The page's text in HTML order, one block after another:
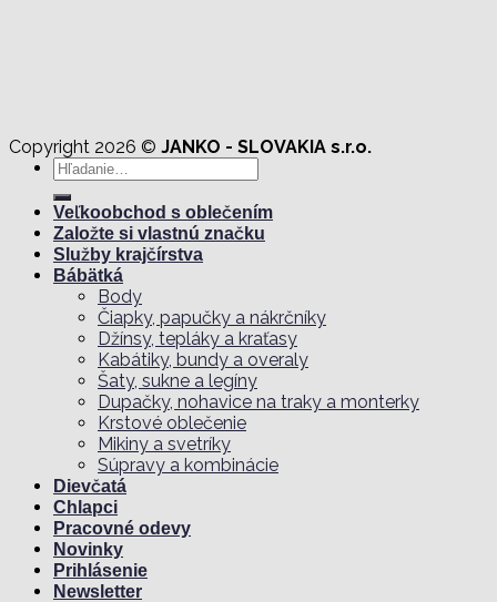
Copyright 2026 © JANKO - SLOVAKIA s.r.o.
Hľadať:
Veľkoobchod s oblečením
Založte si vlastnú značku
Služby krajčírstva
Bábätká
Body
Čiapky, papučky a nákrčníky
Džínsy, tepláky a kraťasy
Kabátiky, bundy a overaly
Šaty, sukne a legíny
Dupačky, nohavice na traky a monterky
Krstové oblečenie
Mikiny a svetríky
Súpravy a kombinácie
Dievčatá
Chlapci
Pracovné odevy
Novinky
Prihlásenie
Newsletter